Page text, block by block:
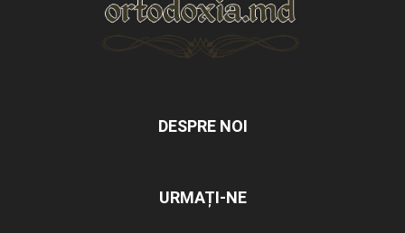
DESPRE NOI
URMAȚI-NE